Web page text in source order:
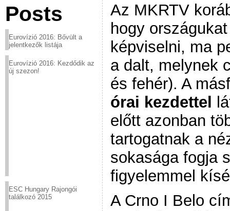
Posts
Eurovízió 2016: Bővült a
jelentkezők listája
Eurovízió 2016: Kezdődik az
új szezon!
ESC Hungary Rajongói
találkozó 2015
Az MKRTV
hogy
képviselni, ma
a dalt, melynek
és fehér). A
órai kezdettel
előtt azonban
tartogatnak a
sokasága fogja
figyelemmel
A Crno I Belo